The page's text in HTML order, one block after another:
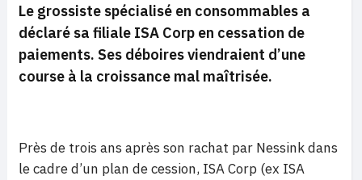
Le grossiste spécialisé en consommables a
déclaré sa filiale ISA Corp en cessation de
paiements. Ses déboires viendraient d’une
course à la croissance mal maîtrisée.
Près de trois ans après son rachat par Nessink dans
le cadre d’un plan de cession, ISA Corp (ex ISA